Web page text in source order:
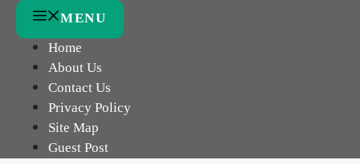
Skip
content
MENU
Home
About Us
Contact Us
Privacy Policy
Site Map
Guest Post